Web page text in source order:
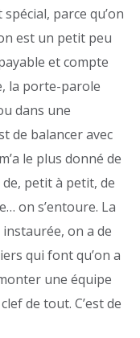
parce qu’on
est un petit peu
et compte
la porte-parole
dans une
de balancer avec
le plus donné de
petit à petit, de
on s’entoure. La
on a de
qui font qu’on a
une équipe
de tout. C’est de